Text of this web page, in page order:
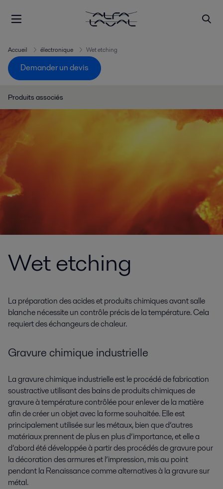
Accueil électronique Wet etching
Demander un devis
Produits associés
Wet etching
La préparation des acides et produits chimiques avant salle
blanche nécessite un contrôle précis de la température. Cela
requiert des échangeurs de chaleur.
Gravure chimique industrielle
La gravure chimique industrielle est le procédé de fabrication
soustractive utilisant des bains de produits chimiques de
gravure à température contrôlée pour enlever de la matière
afin de créer un objet avec la forme souhaitée. Elle est
principalement utilisée sur les métaux, bien que d’autres
matériaux prennent de plus en plus d’importance, et elle a
d’abord été développée à partir des procédés de gravure pour
la décoration des armures et l’impression, mis au point
pendant la Renaissance comme alternatives à la gravure sur
métal.